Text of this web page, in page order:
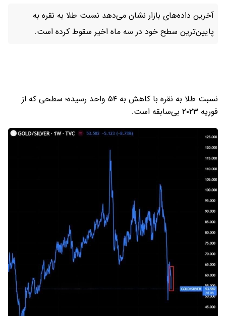
آخرین داده‌های بازار نشان می‌دهد نسبت طلا به نقره به
پایین‌ترین سطح خود در سه ماه اخیر سقوط کرده است.
نسبت طلا به نقره با کاهش به ۵۴ واحد رسیده؛ سطحی که از
فوریه ۲۰۲۳ بی‌سابقه است.